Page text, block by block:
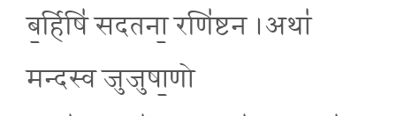
ब॒र्हिषि॑ सदतना॒ रणि॑ष्टन ।अथा॑
मन्दस्व जुजुषा॒णो